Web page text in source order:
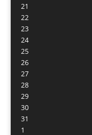
21
22
23
24
25
26
27
28
29
30
31
1